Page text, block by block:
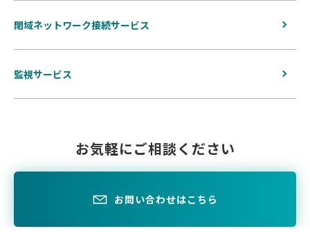
閉域ネットワーク接続サービス
監視サービス
お気軽にご相談ください
お問い合わせはこちら